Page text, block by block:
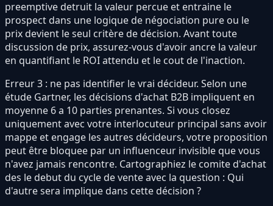
preemptive detruit la valeur percue et entraine le
prospect dans une logique de négociation pure ou le
prix devient le seul critère de décision. Avant toute
discussion de prix, assurez-vous d'avoir ancre la valeur
en quantifiant le ROI attendu et le cout de l'inaction.
Erreur 3 : ne pas identifier le vrai décideur. Selon une
étude Gartner, les décisions d'achat B2B impliquent en
moyenne 6 a 10 parties prenantes. Si vous closez
uniquement avec votre interlocuteur principal sans avoir
mappe et engage les autres décideurs, votre proposition
peut être bloquee par un influenceur invisible que vous
n'avez jamais rencontre. Cartographiez le comite d'achat
des le debut du cycle de vente avec la question : Qui
d'autre sera implique dans cette décision ?